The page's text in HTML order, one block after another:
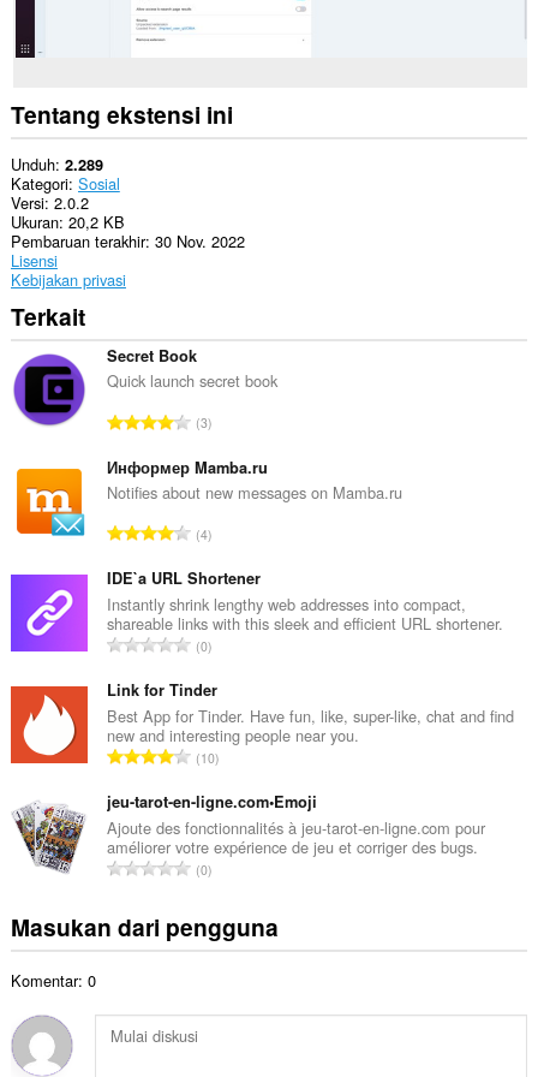
website.
bisa
menangkap
isi
dari
layar
atau
tab
dan
jendela.
Ekstensi
ini
bisa
mengakses
tab
dan
aktivitas
Anda.
Tentang ekstensi ini
Unduh 2.289
Kategori Sosial
Versi 2.0.2
Ukuran 20,2 KB
Pembaruan terakhir 30 Nov. 2022
Lisensi
Kebijakan privasi
Terkait
Secret Book
Quick launch secret book
J
m
l
h
o
t
a
p
e
n
d
p
a
t
:
3
Информер Mamba.ru
Notifies about new messages on Mamba.ru
J
m
l
a
h
o
t
a
p
e
n
d
p
a
4
IDE`a URL Shortener
Instantly shrink lengthy web addresses into compact,
shareable links with this sleek and efficient URL shortener.
J
m
l
a
h
o
t
a
e
n
p
0
Link for Tinder
Best App for Tinder. Have fun, like, super-like, chat and find
new and interesting people near you.
J
m
l
a
h
o
t
p
e
10
jeu-tarot-en-ligne.com•Emoji
Ajoute des fonctionnalités à jeu-tarot-en-ligne.com pour
améliorer votre expérience de jeu et corriger des bugs.
J
l
t
o
0
Masukan dari pengguna
Komentar: 0